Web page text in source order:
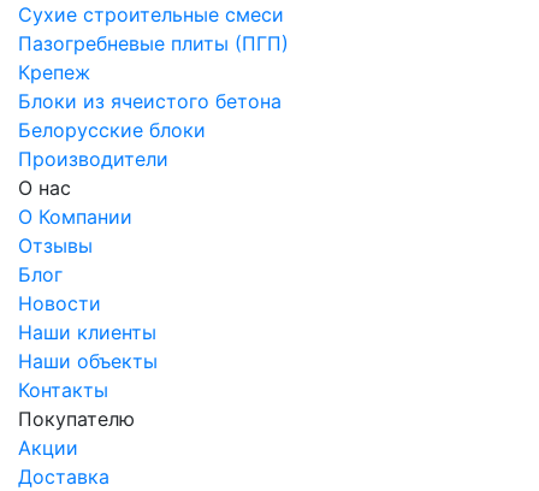
Сухие строительные смеси
Пазогребневые плиты (ПГП)
Крепеж
Блоки из ячеистого бетона
Белорусские блоки
Производители
О нас
О Компании
Отзывы
Блог
Новости
Наши клиенты
Наши объекты
Контакты
Покупателю
Акции
Доставка